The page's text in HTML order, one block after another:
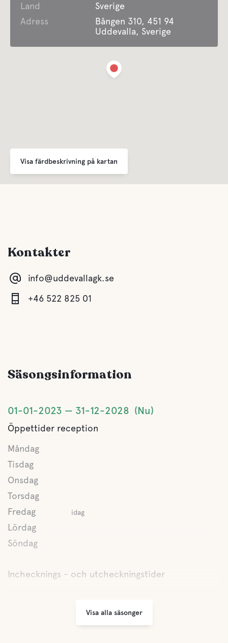
WC
Café med frukost och lättare rätter under våra
öppettider – se hemsidan
Land
Sverige
Adress
Bången 310, 451 94
Uddevalla, Sverige
Visa färdbeskrivning på kartan
Kontakter
info@uddevallagk.se
+46 522 825 01
Säsongsinformation
01-01-2023 31-12-2028 Nu
Öppettider reception
Måndag
Tisdag
Onsdag
Torsdag
Fredag
idag
Lördag
Söndag
Inchecknings - och utcheckningstider
Visa alla säsonger